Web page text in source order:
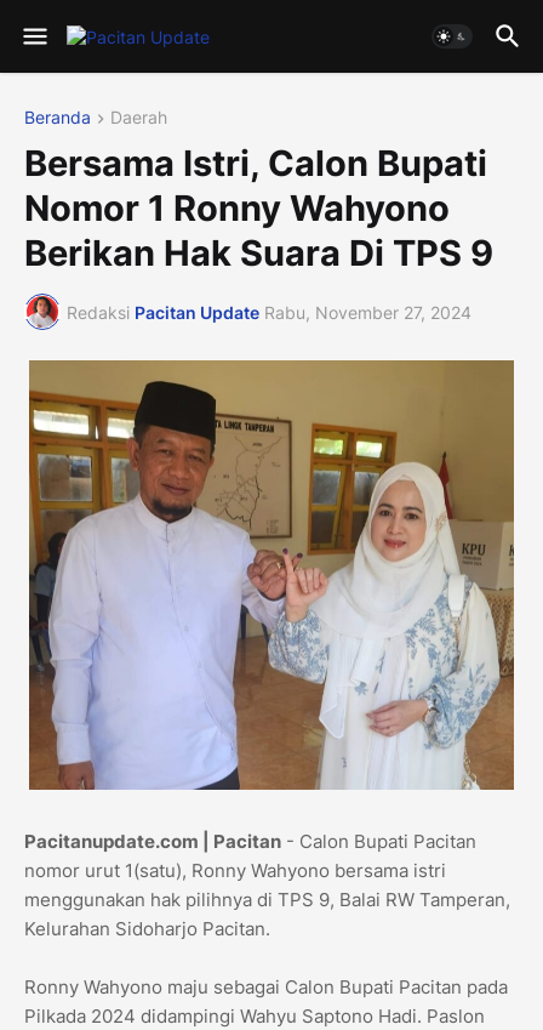
Beranda Daerah
Bersama Istri, Calon Bupati
Nomor 1 Ronny Wahyono
Berikan Hak Suara Di TPS 9
Redaksi Pacitan Update Rabu, November 27, 2024
Pacitanupdate.com | Pacitan - Calon Bupati Pacitan
nomor urut 1(satu), Ronny Wahyono bersama istri
menggunakan hak pilihnya di TPS 9, Balai RW Tamperan,
Kelurahan Sidoharjo Pacitan.
Ronny Wahyono maju sebagai Calon Bupati Pacitan pada
Pilkada 2024 didampingi Wahyu Saptono Hadi. Paslon